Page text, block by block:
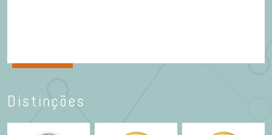
Distinções